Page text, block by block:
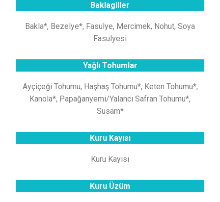
Baklagiller
Bakla*, Bezelye*, Fasulye, Mercimek, Nohut, Soya
Fasulyesi
Yağlı Tohumlar
Ayçiçeği Tohumu, Haşhaş Tohumu*, Keten Tohumu*,
Kanola*, Papağanyemi/Yalancı Safran Tohumu*,
Susam*
Kuru Kayısı
Kuru Kayısı
Kuru Üzüm